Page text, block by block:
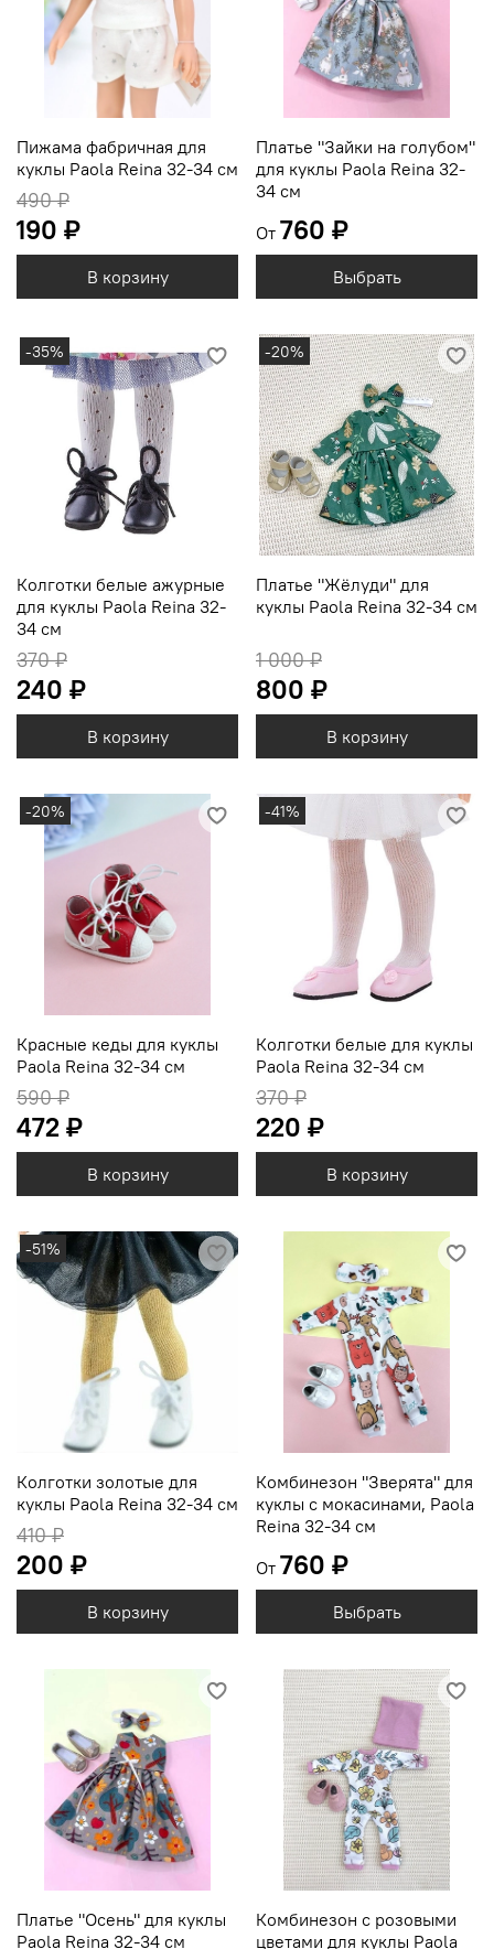
Пижама фабричная для
куклы Paola Reina 32-34 см
490 ₽
190 ₽
В корзину
Платье "Зайки на голубом"
для куклы Paola Reina 32-
34 см
От 760 ₽
Выбрать
-35%
Колготки белые ажурные
для куклы Paola Reina 32-
34 см
370 ₽
240 ₽
В корзину
-20%
Платье "Жёлуди" для
куклы Paola Reina 32-34 см
1 000 ₽
800 ₽
В корзину
-20%
Красные кеды для куклы
Paola Reina 32-34 см
590 ₽
472 ₽
В корзину
-41%
Колготки белые для куклы
Paola Reina 32-34 см
370 ₽
220 ₽
В корзину
-51%
Колготки золотые для
куклы Paola Reina 32-34 см
410 ₽
200 ₽
В корзину
Комбинезон "Зверята" для
куклы с мокасинами, Paola
Reina 32-34 см
От 760 ₽
Выбрать
Платье "Осень" для куклы
Paola Reina 32-34 см
Комбинезон с розовыми
цветами для куклы Paola